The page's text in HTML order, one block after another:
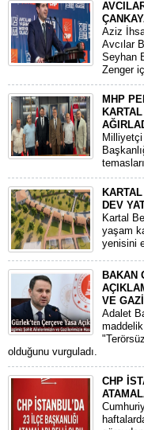
​Aziz
Avcılar
Seyhan
Zenger
MHP
DEV
Kartal
yaşam
yenisini
BAKAN
VE
Adalet
olduğunu vurguladı.
CHP